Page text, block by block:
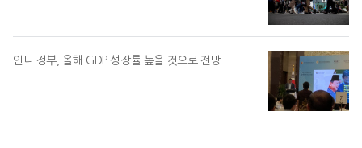
인니 정부, 올해 GDP 성장률 높을 것으로 전망